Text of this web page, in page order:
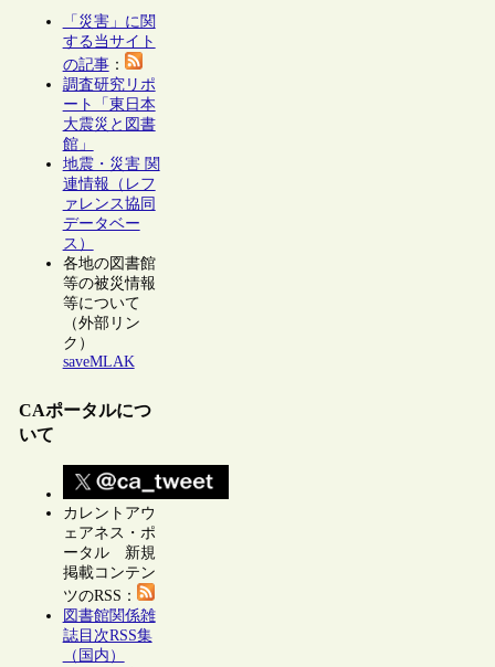
「災害」に関
する当サイト
の記事：
調査研究リポ
ート「東日本
大震災と図書
館」
地震・災害 関
連情報（レフ
ァレンス協同
データベー
ス）
各地の図書館
等の被災情報
等について
（外部リン
ク）
saveMLAK
CAポータルにつ
いて
カレントアウ
ェアネス・ポ
ータル 新規
掲載コンテン
ツのRSS：
図書館関係雑
誌目次RSS集
（国内）